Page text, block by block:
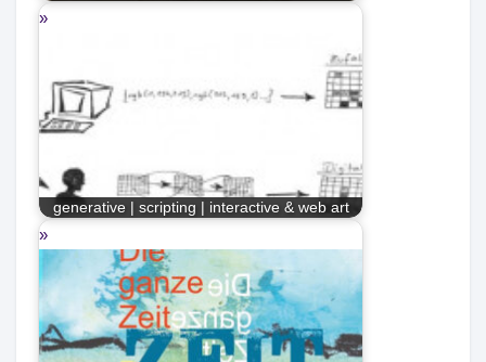
generative | scripting | interactive & web art